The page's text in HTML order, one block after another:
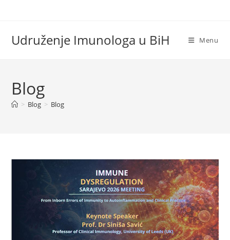
Udruženje Imunologa u BiH Menu
Blog
> Blog > Blog